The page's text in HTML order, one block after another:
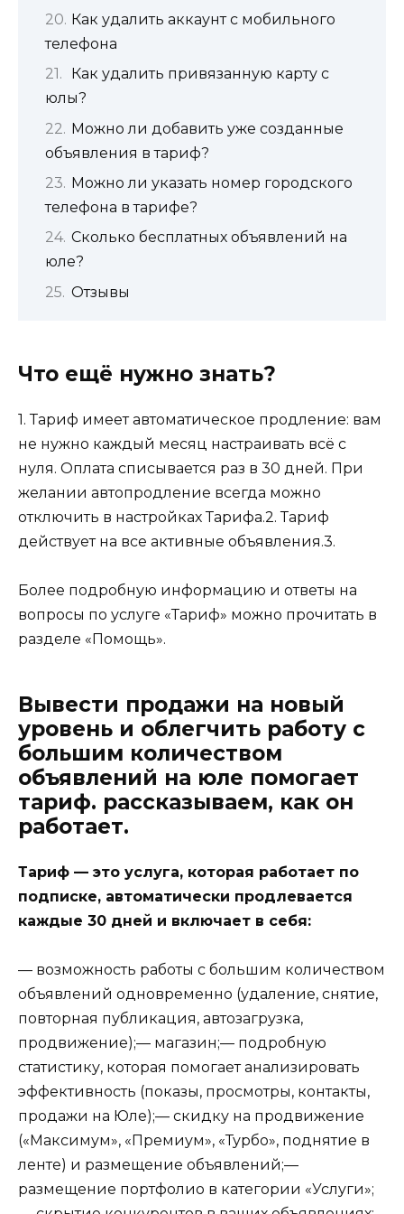
Как удалить аккаунт с мобильного
телефона
Как удалить привязанную карту с
юлы?
Можно ли добавить уже созданные
объявления в тариф?
Можно ли указать номер городского
телефона в тарифе?
Сколько бесплатных объявлений на
юле?
Отзывы
Что ещё нужно знать?
1. Тариф имеет автоматическое продление: вам
не нужно каждый месяц настраивать всё с
нуля. Оплата списывается раз в 30 дней. При
желании автопродление всегда можно
отключить в настройках Тарифа.2. Тариф
действует на все активные объявления.3.
Более подробную информацию и ответы на
вопросы по услуге «Тариф» можно прочитать в
разделе «Помощь».
Вывести продажи на новый
уровень и облегчить работу с
большим количеством
объявлений на юле помогает
тариф. рассказываем, как он
работает.
Тариф — это услуга, которая работает по
подписке, автоматически продлевается
каждые 30 дней и включает в себя:
— возможность работы с большим количеством
объявлений одновременно (удаление, снятие,
повторная публикация, автозагрузка,
продвижение);— магазин;— подробную
статистику, которая помогает анализировать
эффективность (показы, просмотры, контакты,
продажи на Юле);— скидку на продвижение
(«Максимум», «Премиум», «Турбо», поднятие в
ленте) и размещение объявлений;—
размещение портфолио в категории «Услуги»;